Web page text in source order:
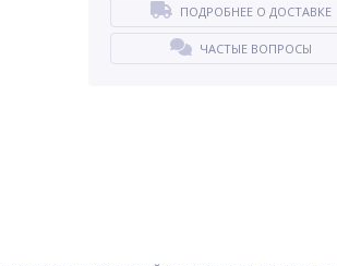
ПОДРОБНЕЕ О ДОСТАВКЕ
ЧАСТЫЕ ВОПРОСЫ